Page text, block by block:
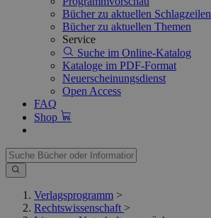
Bücher zu aktuellen Schlagzeilen
Bücher zu aktuellen Themen
Service
Suche im Online-Katalog
Kataloge im PDF-Format
Neuerscheinungsdienst
Open Access
FAQ
Shop
Verlagsprogramm >
Rechtswissenschaft >